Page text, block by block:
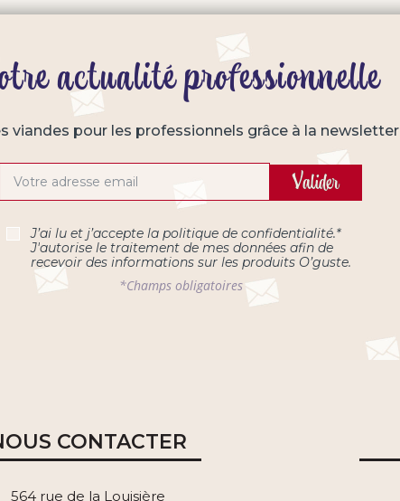
actualité professionnelle
viandes pour les professionnels grâce à la newsletter
Valider
J’ai lu et j’accepte la politique de confidentialité.*
J'autorise le traitement de mes données afin de
recevoir des informations sur les produits O’guste.
*Champs obligatoires
CONTACTER
564 rue de la Louisière